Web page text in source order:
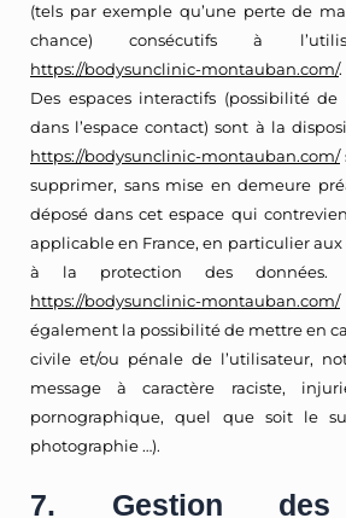
(tels par exemple qu’une perte de
chance) consécutifs à
https://bodysunclinic-montauban.com/.
Des espaces interactifs (possibilité
dans l’espace contact) sont à la
https://bodysunclinic-montauban.com/
supprimer, sans mise en demeure
déposé dans cet espace qui
applicable en France, en particulier
à la protection des données.
https://bodysunclinic-montauban.com/
également la possibilité de mettre en
civile et/ou pénale de l’utilisateur,
message à caractère raciste,
pornographique, quel que soit le
photographie …).
7. Gestion des